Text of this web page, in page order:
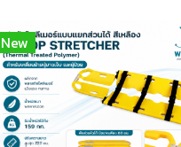
New